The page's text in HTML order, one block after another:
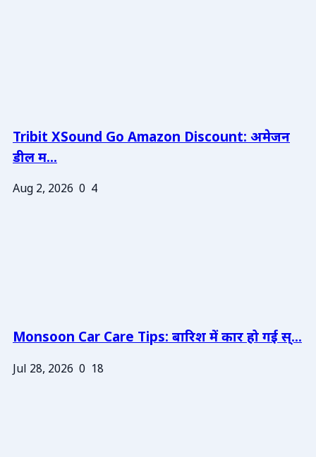
Tribit XSound Go Amazon Discount: अमेजन
डील म...
Aug 2, 2026 0 4
Monsoon Car Care Tips: बारिश में कार हो गई स्...
Jul 28, 2026 0 18